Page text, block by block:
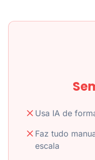
Usa IA de
Faz tudo
escala